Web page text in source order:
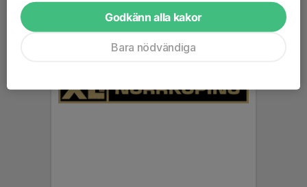
Godkänn alla kakor
Bara nödvändiga